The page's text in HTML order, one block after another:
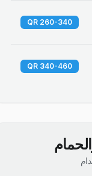
260-340 QR
340-460 QR